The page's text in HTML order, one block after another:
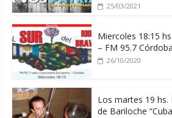
25/03/2021
Miercoles 18:15
– FM 95.7 Córdoba
26/10/2020
Los martes 19 hs.
de Bariloche